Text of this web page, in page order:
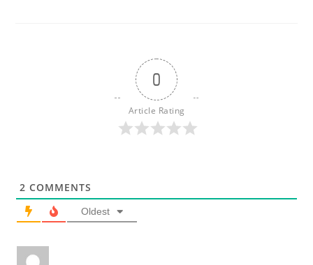
0
Article Rating
2 COMMENTS
Oldest